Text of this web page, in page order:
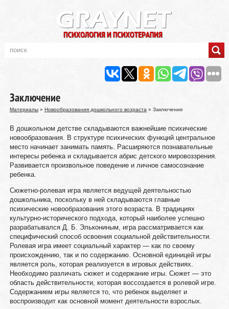
Заключение
Материалы» Новообразования дошкольного возраста » Заключение
В дошкольном детстве складываются важнейшие психические
новообразования. В структуре психических функций центральное
место начинает занимать память. Расширяются познавательные
интересы ребенка и складывается абрис детского мировоззрения.
Развивается произвольное поведение и личное самосознание
ребенка.
Сюжетно-ролевая игра является ведущей деятельностью
дошкольника, поскольку в ней складываются главные
психические новообразования этого возраста. В традициях
культурно-исторического подхода, который наиболее успешно
разрабатывался Д. Б. Элькониным, игра рассматривается как
специфический способ освоения социальной действительности.
Ролевая игра имеет социальный характер — как по своему
происхождению, так и по содержанию. Основной единицей игры
является роль, которая реализуется в игровых действиях.
Необходимо различать сюжет и содержание игры. Сюжет — это
область действительности, которая воссоздается в ролевой игре.
Содержанием игры является то, что ребенок выделяет и
воспроизводит как основной момент деятельности взрослых.